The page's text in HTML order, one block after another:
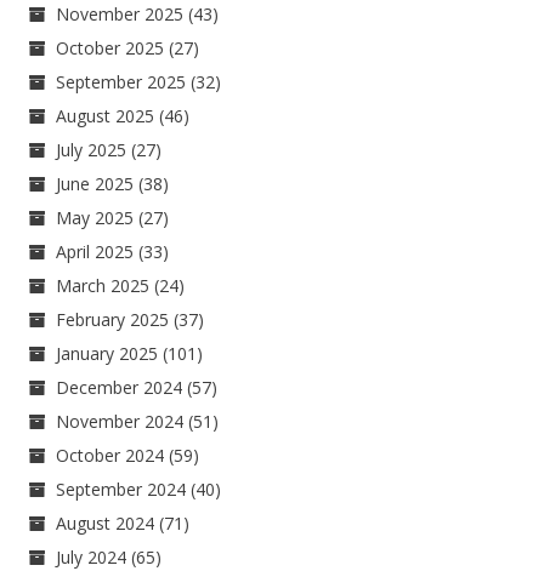
November 2025 (43)
October 2025 (27)
September 2025 (32)
August 2025 (46)
July 2025 (27)
June 2025 (38)
May 2025 (27)
April 2025 (33)
March 2025 (24)
February 2025 (37)
January 2025 (101)
December 2024 (57)
November 2024 (51)
October 2024 (59)
September 2024 (40)
August 2024 (71)
July 2024 (65)